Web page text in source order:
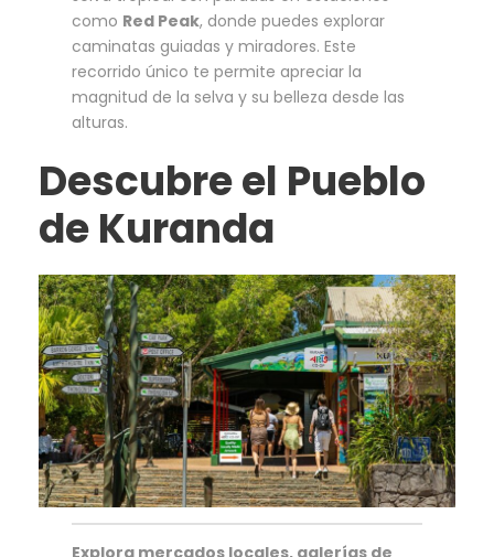
como Red Peak, donde puedes explorar
caminatas guiadas y miradores. Este
recorrido único te permite apreciar la
magnitud de la selva y su belleza desde las
alturas.
Descubre el Pueblo
de Kuranda
Explora mercados locales, galerías de